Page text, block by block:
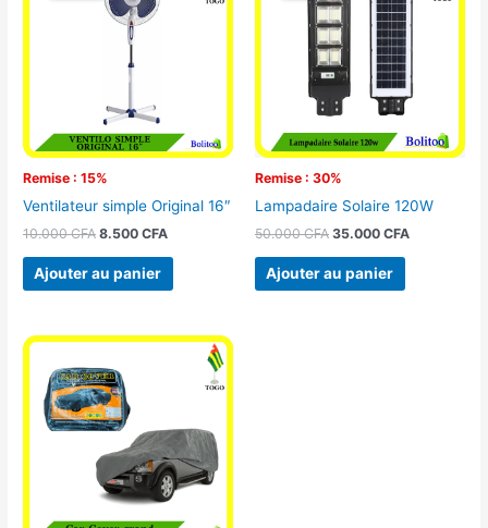
Remise : 15%
Ventilateur simple Original 16″
10.000CFA
était :
10.000 CFA.
8.500CFA
Ajouter au panier
Remise : 30%
Lampadaire Solaire 120W
50.000CFA
était :
50.000 CFA.
35.000 CFA
est :
35.000
Ajouter au panier